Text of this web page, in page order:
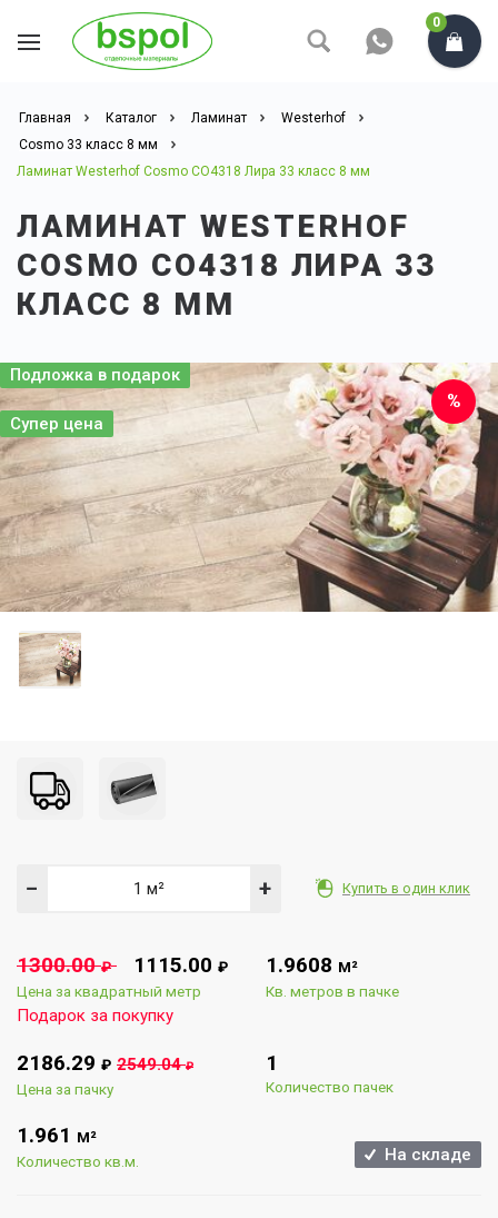
0
Главная Каталог Ламинат
Westerhof
Cosmo 33 класс 8 мм
Ламинат Westerhof Cosmo CO4318 Лира 33 класс 8 мм
ЛАМИНАТ WESTERHOF
COSMO CO4318 ЛИРА 33
КЛАСС 8 ММ
Подложка в подарок
Супер цена
Купить в один клик
− +
1300.00 ₽ 1115.00 ₽
Цена за квадратный метр
Подарок за покупку
1.9608 М²
Кв. метров в пачке
2186.29 ₽ 2549.04₽
Цена за пачку
1
Количество пачек
1.961 М²
Количество кв.м. На складе